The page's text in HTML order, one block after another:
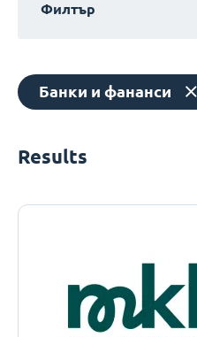
Филтър
Банки и фананси
Results